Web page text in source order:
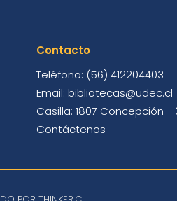
Contacto
Teléfono: (56) 412204403
Email: bibliotecas@udec.cl
Casilla: 1807 Concepción -
Contáctenos